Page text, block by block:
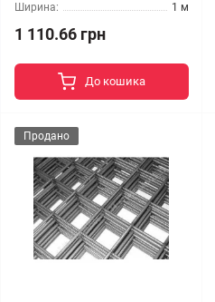
Ширина:
1 м
1 110.66 грн
До кошика
Продано